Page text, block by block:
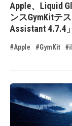
Apple、Liquid
ンスGymKitテ
Assistant 4.7.4
#Apple #GymKit